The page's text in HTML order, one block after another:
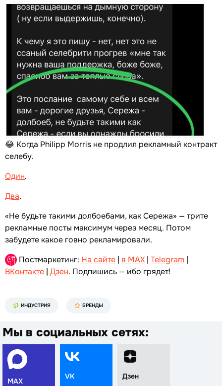
😂 Когда Philipp Morris не продлил рекламный контракт
селебу.
Один.
Два.
«Не будьте такими долбоебами, как Сережа» — трите
рекламные посты максимум через месяц. Потом
забудете какое говно рекламировали.
Постмаркетинг: На сайте | в MAX | Telegram |
ВКонтакте | Дзен. Подпишись — ибо грядет!
ИНДУСТРИЯ БРЕНДЫ
Мы в социальных сетях:
MAX
VK Дзен